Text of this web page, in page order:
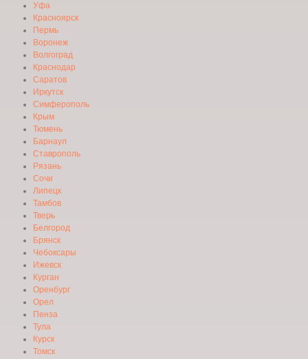
Уфа
Красноярск
Пермь
Воронеж
Волгоград
Краснодар
Саратов
Иркутск
Симферополь
Крым
Тюмень
Барнаул
Ставрополь
Рязань
Сочи
Липецк
Тамбов
Тверь
Белгород
Брянск
Чебоксары
Ижевск
Курган
Оренбург
Орел
Пенза
Тула
Курск
Томск